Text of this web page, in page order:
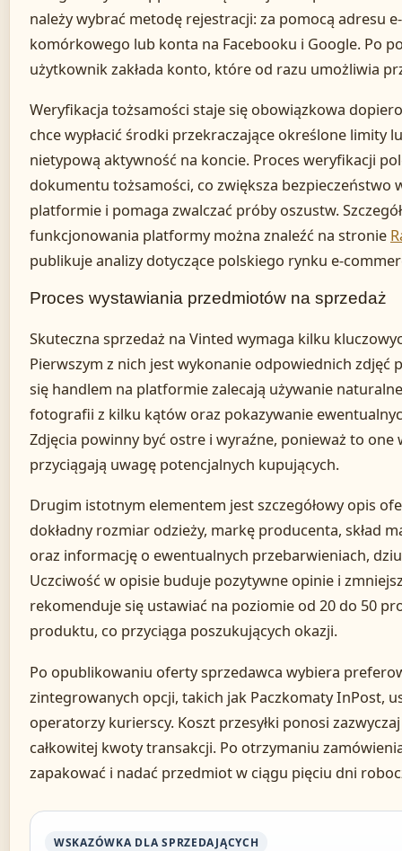
należy wybrać metodę rejestracji: za pomocą adresu
komórkowego lub konta na Facebooku i Google. Po
użytkownik zakłada konto, które od razu umożliwia
Weryfikacja tożsamości staje się obowiązkowa
chce wypłacić środki przekraczające określone limity
nietypową aktywność na koncie. Proces weryfikacji
dokumentu tożsamości, co zwiększa bezpieczeństwo
platformie i pomaga zwalczać próby oszustw.
funkcjonowania platformy można znaleźć na stronie
publikuje analizy dotyczące polskiego rynku e-
Proces wystawiania przedmiotów na sprzedaż
Skuteczna sprzedaż na Vinted wymaga kilku
Pierwszym z nich jest wykonanie odpowiednich zdjęć
się handlem na platformie zalecają używanie
fotografii z kilku kątów oraz pokazywanie
Zdjęcia powinny być ostre i wyraźne, ponieważ to one
przyciągają uwagę potencjalnych kupujących.
Drugim istotnym elementem jest szczegółowy opis
dokładny rozmiar odzieży, markę producenta, skład
oraz informację o ewentualnych przebarwieniach,
Uczciwość w opisie buduje pozytywne opinie i
rekomenduje się ustawiać na poziomie od 20 do 50
produktu, co przyciąga poszukujących okazji.
Po opublikowaniu oferty sprzedawca wybiera
zintegrowanych opcji, takich jak Paczkomaty InPost,
operatorzy kurierscy. Koszt przesyłki ponosi
całkowitej kwoty transakcji. Po otrzymaniu
zapakować i nadać przedmiot w ciągu pięciu dni
WSKAZÓWKA DLA SPRZEDAJĄCYCH